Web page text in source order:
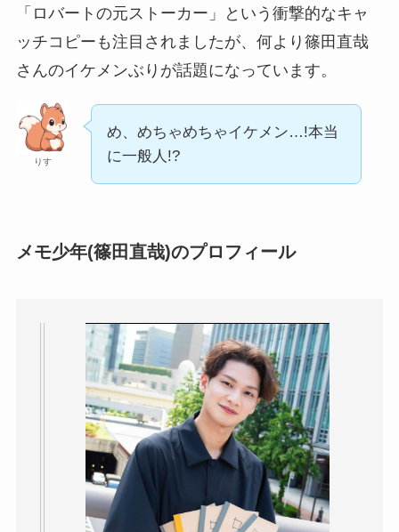
「ロバートの元ストーカー」という衝撃的なキャ
ッチコピーも注目されましたが、何より篠田直哉
さんのイケメンぶりが話題になっています。
りす
め、めちゃめちゃイケメン…!本当
に一般人!?
メモ少年(篠田直哉)のプロフィール